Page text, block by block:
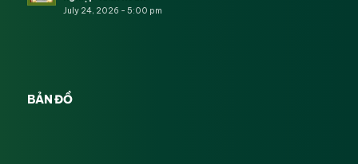
July 24, 2026 - 5:00 pm
BẢN ĐỒ